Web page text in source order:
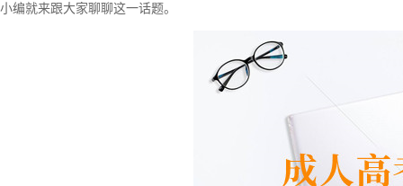
小编就来跟大家聊聊这一话题。